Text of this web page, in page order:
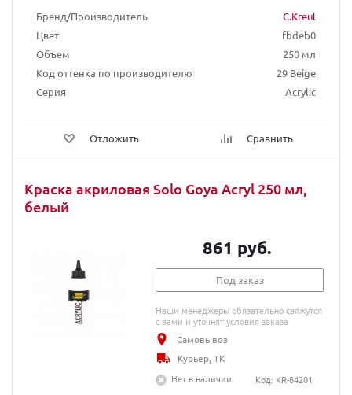
Бренд/Производитель
C.Kreul
Цвет
fbdeb0
Объем
250 мл
Код оттенка по производителю
29 Beige
Серия
Acrylic
Отложить Сравнить
Краска акриловая Solo Goya Acryl 250 мл,
белый
861 руб.
Под заказ
Наши менеджеры обязательно свяжутся
с вами и уточнят условия заказа
Самовывоз
Курьер, ТК
Нет в наличии
Код: KR-84201